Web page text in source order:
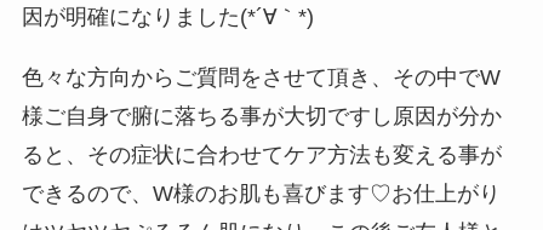
因が明確になりました(*´∀｀*)
色々な方向からご質問をさせて頂き、その中でW
様ご自身で腑に落ちる事が大切ですし原因が分か
ると、その症状に合わせてケア方法も変える事が
できるので、W様のお肌も喜びます♡お仕上がり